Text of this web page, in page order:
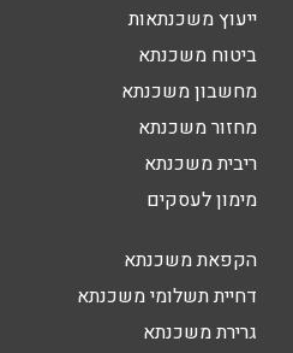
ייעוץ משכנתאות
ביטוח משכנתא
מחשבון משכנתא
מחזור משכנתא
ריבית משכנתא
מימון לעסקים
הקפאת משכנתא
דחיית תשלומי משכנתא
גרירת משכנתא